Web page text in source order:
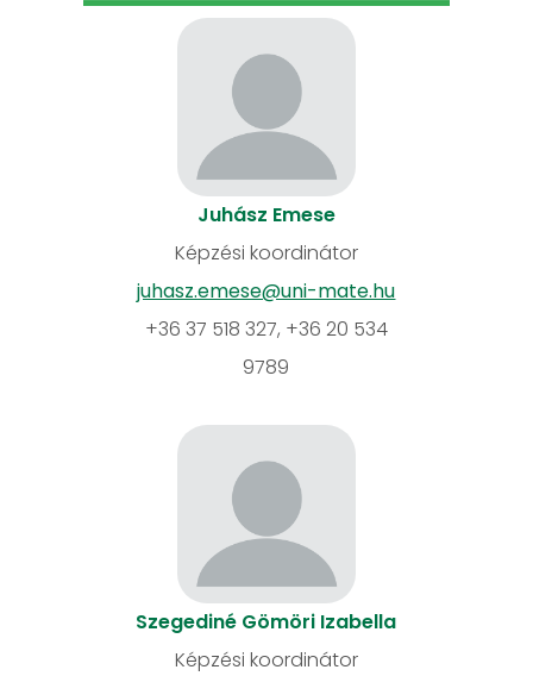
Juhász Emese
Képzési koordinátor
juhasz.emese@uni-mate.hu
+36 37 518 327, +36 20 534
9789
Szegediné Gömöri Izabella
Képzési koordinátor